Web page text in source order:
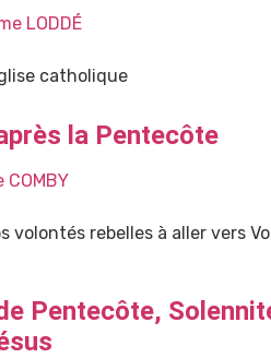
LODDÉ
catholique
la Pentecôte
COMBY
volontés rebelles à aller vers
Pentecôte,